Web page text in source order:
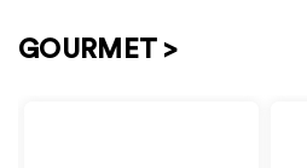
GOURMET >